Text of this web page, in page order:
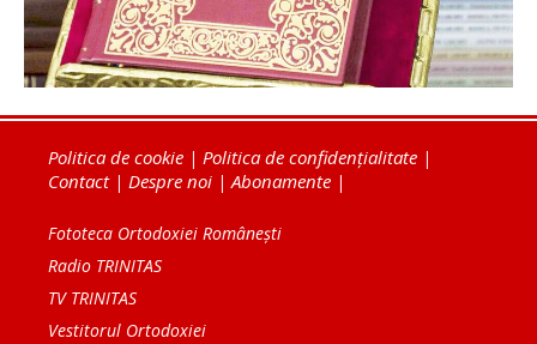
Politica de cookie | Politica de confidențialitate |
Contact| Despre noi |Abonamente |
Fototeca Ortodoxiei Românești
Radio TRINITAS
TV TRINITAS
Vestitorul Ortodoxiei